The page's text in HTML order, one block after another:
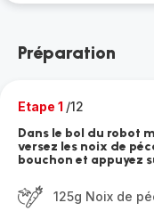
Préparation
Etape 1 /12
Dans le bol du robot
versez les noix de
bouchon et appuyez
125g Noix de